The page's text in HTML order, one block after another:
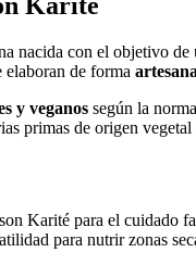
nacida con el objetivo
elaboran de forma
y veganos según la norma
primas de origen
Karité para el cuidado
para nutrir zonas